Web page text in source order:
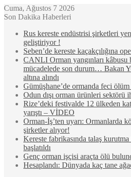
Cuma, Ağustos 7 2026
Son Dakika Haberleri
Rus kereste endüstrisi şirketleri
geliştiriyor !
Seben’de kereste kaçakçılığına
CANLI Orman yangınları kâbusu
mücadelede son durum… Bakan
altına alındı
Gümüşhane’de ormanda feci ölüm
Odun dışı orman ürünleri sektörü
Rize’deki festivalde 12 ülkeden
yarıştı – VİDEO
Orman-İş’ten uyarı: Ormanlarda
şirketler alıyor!
Kereste fabrikasında talaş kurutma
başlatıldı
Genç orman işçisi araçta ölü
Hesaplandı: Dünyada kaç tane